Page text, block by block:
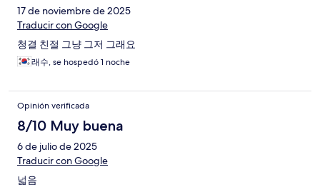
17 de noviembre de 2025
Traducir con Google
청결 친절 그냥 그저 그래요
래수, se hospedó 1 noche
Opinión verificada
8/10 Muy buena
6 de julio de 2025
Traducir con Google
넓음